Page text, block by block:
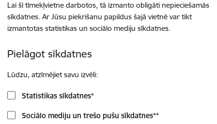
Lai šī tīmekļvietne darbotos, tā izmanto obligāti nepieciešamās
sīkdatnes. Ar Jūsu piekrišanu papildus šajā vietnē var tikt
izmantotas statistikas un sociālo mediju sīkdatnes.
Pielāgot sīkdatnes
Lūdzu, atzīmējiet savu izvēli:
Statistikas sīkdatnes*
Sociālo mediju un trešo pušu sīkdatnes**